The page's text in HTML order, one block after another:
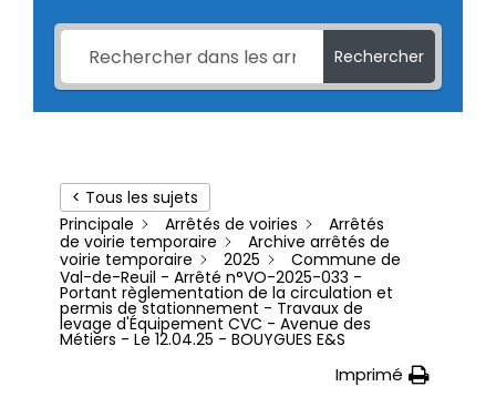
Rechercher
< Tous les sujets
Principale
Arrêtés de voiries
Arrêtés
de voirie temporaire
Archive arrêtés de
voirie temporaire
2025
Commune de
Val-de-Reuil - Arrêté n°VO-2025-033 -
Portant règlementation de la circulation et
permis de stationnement - Travaux de
levage d'Équipement CVC - Avenue des
Métiers - Le 12.04.25 - BOUYGUES E&S
Imprimé